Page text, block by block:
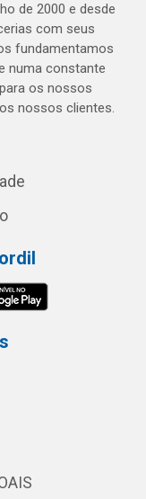
de 2000 e desde
com seus
fundamentamos
numa constante
os nossos
nossos clientes.